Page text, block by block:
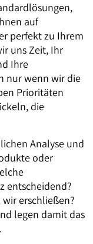
auf
perfekt zu Ihrem
uns Zeit, Ihr
Ihre
nur wenn wir die
Prioritäten
die
Analyse und
oder
entscheidend?
erschließen?
legen damit das